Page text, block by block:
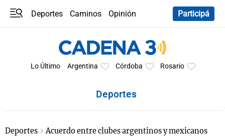
Deportes Caminos
Opinión
Participá
Lo Último Argentina Córdoba Rosario
Deportes
Deportes Acuerdo entre clubes argentinos y mexicanos